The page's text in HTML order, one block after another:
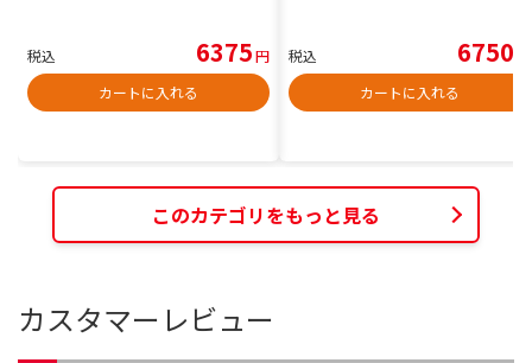
税込 6375円
カートに入れる
税込 6750
カートに入れる
このカテゴリをもっと見る
カスタマーレビュー